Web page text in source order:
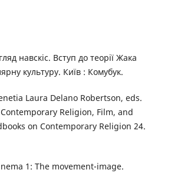
навскіс. Вступ до теорії Жака
культуру. Київ : Комубук.
Laura Delano Robertson, eds.
Religion, Film, and
on Contemporary Religion 24.
1: The movement-image.